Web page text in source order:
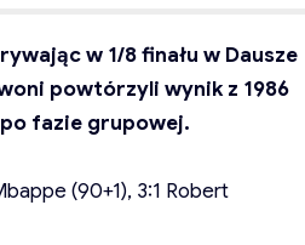
w 1/8 finału w Dausze
powtórzyli wynik z 1986
fazie grupowej.
(90+1), 3:1 Robert